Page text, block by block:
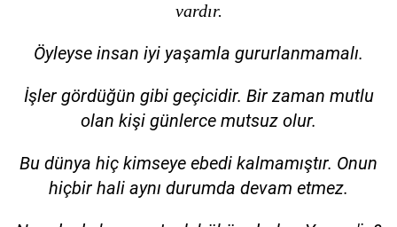
vardır.
Öyleyse insan iyi yaşamla gururlanmamalı.
İşler gördüğün gibi geçicidir. Bir zaman mutlu
olan kişi günlerce mutsuz olur.
Bu dünya hiç kimseye ebedi kalmamıştır. Onun
hiçbir hali aynı durumda devam etmez.